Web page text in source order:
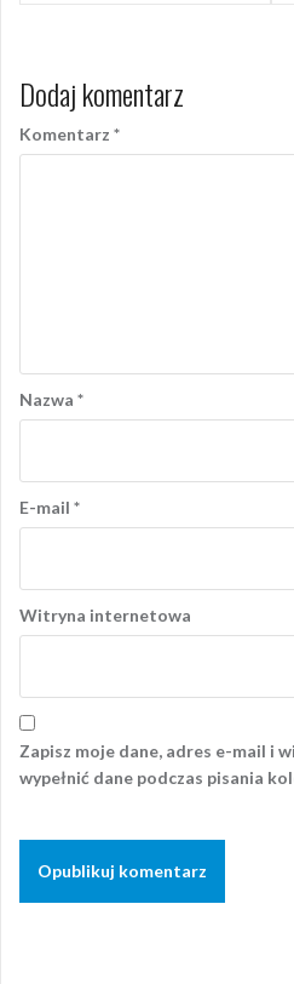
Dodaj komentarz
Komentarz *
Nazwa *
E-mail *
Witryna internetowa
Zapisz moje dane, adres e-mail i
wypełnić dane podczas pisania